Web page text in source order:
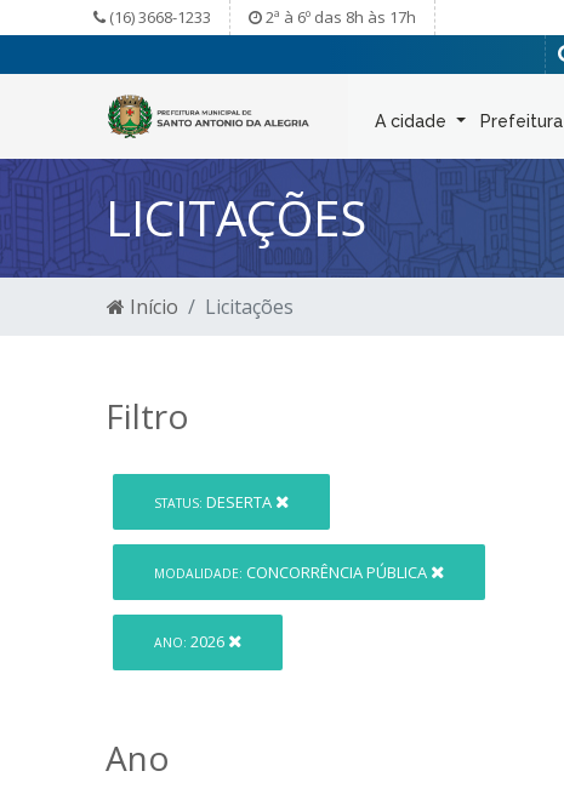
(16) 3668-1233 2ª à 6º das 8h às 17h
A cidade Prefeitura
LICITAÇÕES
Início Licitações
Filtro
STATUS: DESERTA
MODALIDADE: CONCORRÊNCIA PÚBLICA
ANO: 2026
Ano